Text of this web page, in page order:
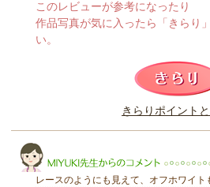
このレビューは参考になりましたか？
このレビューが参考になったり
作品写真が気に入ったら「きらり
い。
きらりポイント
レースのようにも見えて、オフホワイト